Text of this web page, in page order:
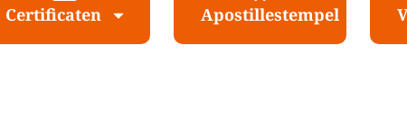
Certificaten Apostillestempel